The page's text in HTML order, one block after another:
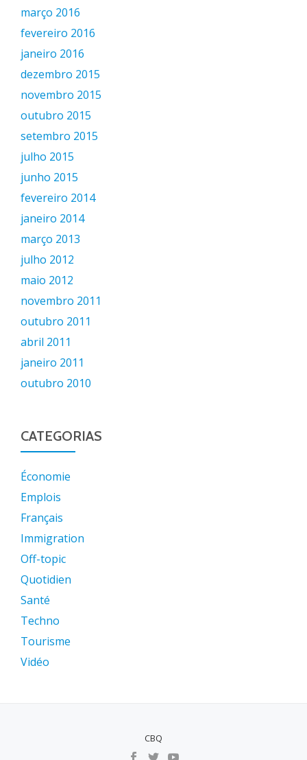
março 2016
fevereiro 2016
janeiro 2016
dezembro 2015
novembro 2015
outubro 2015
setembro 2015
julho 2015
junho 2015
fevereiro 2014
janeiro 2014
março 2013
julho 2012
maio 2012
novembro 2011
outubro 2011
abril 2011
janeiro 2011
outubro 2010
CATEGORIAS
Économie
Emplois
Français
Immigration
Off-topic
Quotidien
Santé
Techno
Tourisme
Vidéo
CBQ